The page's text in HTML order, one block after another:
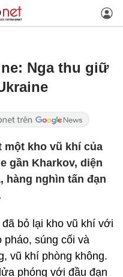
Nga thu giữ
một kho vũ khí của
gần Kharkov, diện
hàng nghìn tấn đạn
bỏ lại kho vũ khí với
súng cối và
vũ khí phòng không.
phóng với đầu đạn